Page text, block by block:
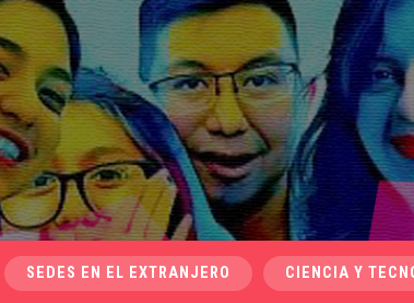
SEDES EN EL EXTRANJERO CIENCIA Y